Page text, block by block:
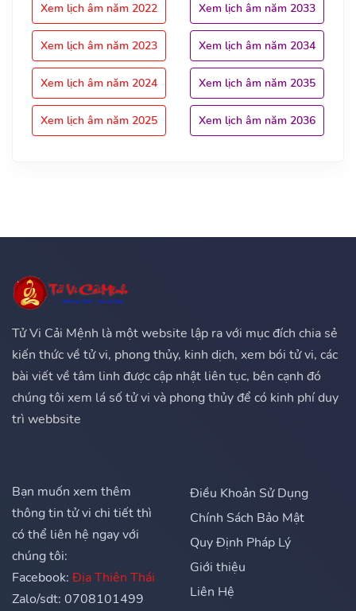
Xem lịch âm năm 2022
Xem lịch âm năm 2023
Xem lịch âm năm 2024
Xem lịch âm năm 2025
Xem lịch âm năm 2033
Xem lịch âm năm 2034
Xem lịch âm năm 2035
Xem lịch âm năm 2036
Tử Vi Cải Mệnh là một website lập ra với mục đích chia sẻ
kiến thức về tử vi, phong thủy, kinh dịch, xem bói tử vi, các
bài viết về tâm linh được cập nhật liên tục, bên cạnh đó
chúng tôi xem lá số tử vi và phong thủy để có kinh phí duy
trì webbsite
Bạn muốn xem thêm
thông tin tử vi chi tiết thì
có thể liên hệ ngay với
chúng tôi:
Facebook: Địa Thiên Thái
Zalo/sdt: 0708101499
Điều Khoản Sử Dụng
Chính Sách Bảo Mật
Quy Định Pháp Lý
Giới thiệu
Liên Hệ